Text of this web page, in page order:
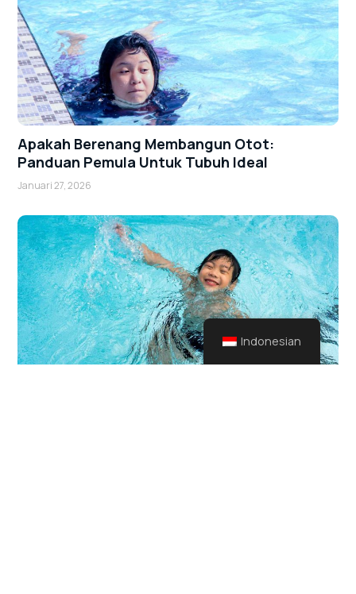
Apakah Berenang Membangun Otot:
Panduan Pemula Untuk Tubuh Ideal
Januari 27, 2026
Indonesian